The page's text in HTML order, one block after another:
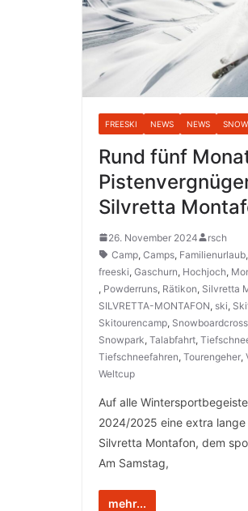
FREESKI NEWS NEWS
Rund fünf
Silvretta
26. November 2024
rsch
Camp, Camps, Familienurlaub,
freeski, Gaschurn, Hochjoch,
, Powderruns, Rätikon, Silvretta
SILVRETTA-MONTAFON, ski,
Skitourencamp, Snowboardcross
Snowpark, Talabfahrt,
Tiefschneefahren, Tourengeher,
Weltcup
Auf alle
2024/2025 eine extra lange
Silvretta Montafon, dem
Am Samstag,
mehr...